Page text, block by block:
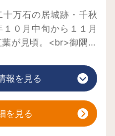
万石の居城跡・千秋
０月中旬から１１月
葉が見頃。<br>御隅櫓
久保田城表門や佐竹史
葉をお楽しみくださ
報を見る
を見る